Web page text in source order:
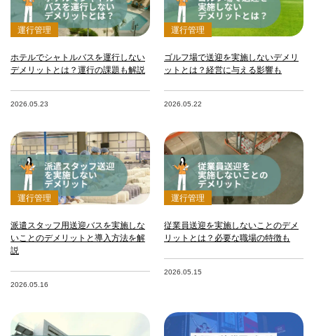
運行管理
ホテルでシャトルバスを運行しない
デメリットとは？運行の課題も解説
2026.05.23
運行管理
ゴルフ場で送迎を実施しないデメリ
ットとは？経営に与える影響も
2026.05.22
運行管理
派遣スタッフ用送迎バスを実施しな
いことのデメリットと導入方法を解
説
2026.05.16
運行管理
従業員送迎を実施しないことのデメ
リットとは？必要な職場の特徴も
2026.05.15